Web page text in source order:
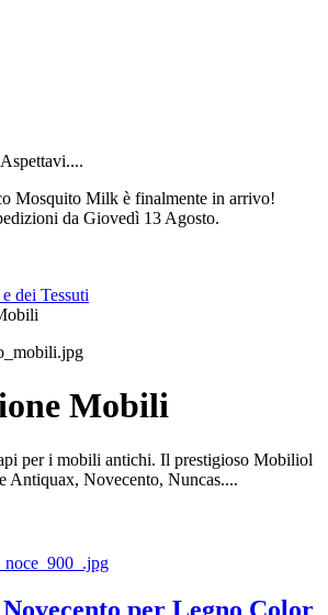
Mosquito Milk è finalmente in arrivo!
da Giovedì 13 Agosto.
dei Tessuti
Mobili
per i mobili antichi. Il prestigioso Mobiliol
Antiquax, Novecento, Nuncas....
per Legno Color